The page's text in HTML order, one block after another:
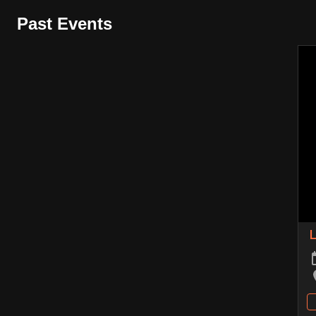
Past Events